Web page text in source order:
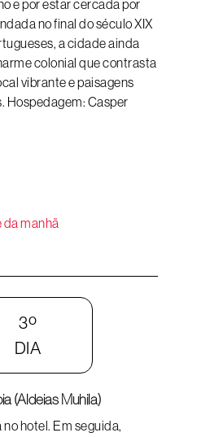
e por estar cercada por
no final do século XIX
a cidade ainda
colonial que contrasta
vibrante e paisagens
Hospedagem: Casper
da manhã
3º
DIA
(Aldeias Muhila)
hotel. Em seguida,